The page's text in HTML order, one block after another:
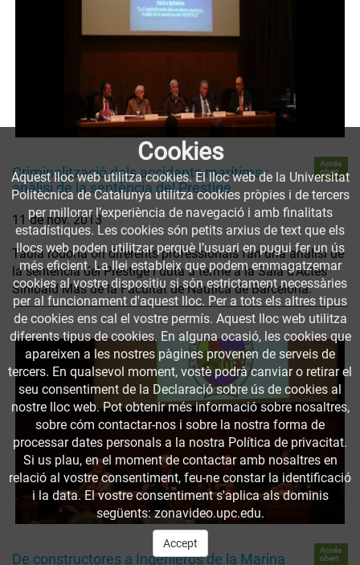
Criminalització dels accidents marítims :
anàlisi de la sentència del Prestige
Accés
obert
11 de nov. 2013
Taula rodona on diferents professionals fan una anàlisi de
la sentència del Prestige i duta a terme a la Sala d'Actes
Sinibald Mas de la Facultat de Nàutica de Barcelona.
De constructores a Ingenieros de la Marina
Accés
obert
Cookies
Aquest lloc web utilitza cookies. El lloc web de la Universitat
Politècnica de Catalunya utilitza cookies pròpies i de tercers
per millorar l’experiència de navegació i amb finalitats
estadístiques. Les cookies són petits arxius de text que els
llocs web poden utilitzar perquè l’usuari en pugui fer un ús
més eficient. La llei estableix que podem emmagatzemar
cookies al vostre dispositiu si són estrictament necessàries
per al funcionament d'aquest lloc. Per a tots els altres tipus
de cookies ens cal el vostre permís. Aquest lloc web utilitza
diferents tipus de cookies. En alguna ocasió, les cookies que
apareixen a les nostres pàgines provenen de serveis de
tercers. En qualsevol moment, vostè podrà canviar o retirar el
seu consentiment de la Declaració sobre ús de cookies al
nostre lloc web. Pot obtenir més informació sobre nosaltres,
sobre cóm contactar-nos i sobre la nostra forma de
processar dates personals a la nostra Política de privacitat.
Si us plau, en el moment de contactar amb nosaltres en
relació al vostre consentiment, feu-ne constar la identificació
i la data. El vostre consentiment s'aplica als dominis
següents: zonavideo.upc.edu.
Accept